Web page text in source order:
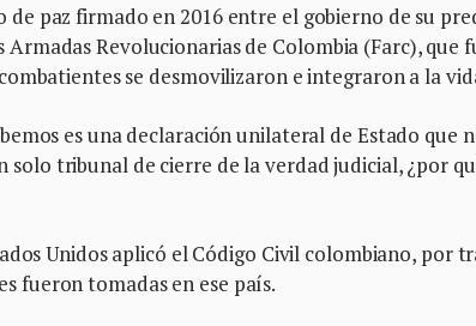
paz firmado en 2016 entre el gobierno de su
Armadas Revolucionarias de Colombia (Farc), que
se desmovilizaron e integraron a la
es una declaración unilateral de Estado que
tribunal de cierre de la verdad judicial, ¿por
Unidos aplicó el Código Civil colombiano, por
fueron tomadas en ese país.